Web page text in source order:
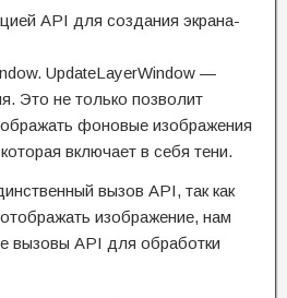
API для создания экрана-
UpdateLayerWindow —
Это не только позволит
фоновые изображения
включает в себя тени.
вызов API, так как
изображение, нам
вызовы API для обработки